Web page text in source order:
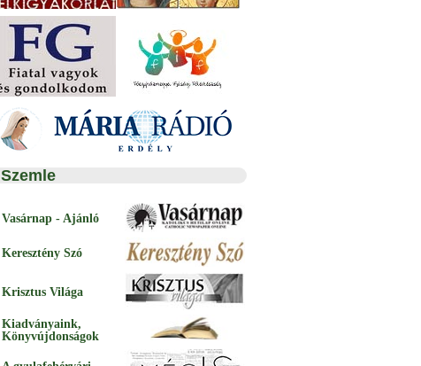
Szemle
Vasárnap - Ajánló
Keresztény Szó
Krisztus Világa
Kiadványaink,
Könyvújdonságok